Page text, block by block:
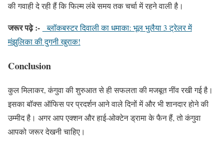
की गवाही दे रही हैं कि फिल्म लंबे समय तक चर्चा में रहने वाली है।
जरूर पढ़े :-
ब्लॉकबस्टर दिवाली का धमाका: भूल भुलैया 3 ट्रेलर में
मंझुलिका की दुगनी खुराक!
Conclusion
कुल मिलाकर, कंगुवा की शुरुआत से ही सफलता की मजबूत नींव रखी गई है।
इसका बॉक्स ऑफिस पर प्रदर्शन आने वाले दिनों में और भी शानदार होने की
उम्मीद है। अगर आप एक्शन और हाई-ओक्टेन ड्रामा के फैन हैं, तो कंगुवा
आपको जरूर देखनी चाहिए।